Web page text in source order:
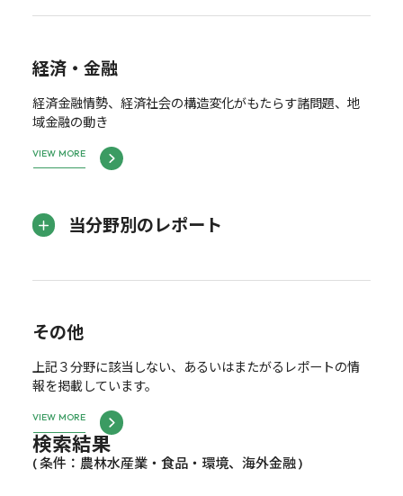
経済・金融
経済金融情勢、経済社会の構造変化がもたらす諸問題、地
域金融の動き
VIEW MORE
当分野別のレポート
その他
上記３分野に該当しない、あるいはまたがるレポートの情
報を掲載しています。
VIEW MORE
検索結果
( 条件：農林水産業・食品・環境、海外金融 )